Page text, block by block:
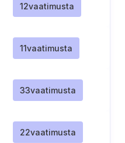
12vaatimusta
11vaatimusta
33vaatimusta
22vaatimusta